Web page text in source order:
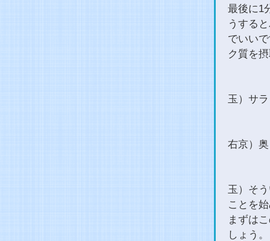
最後に1
うする
でいい
ク質を
玉）サ
右京）
玉）そ
ことを
まずは
しょう。